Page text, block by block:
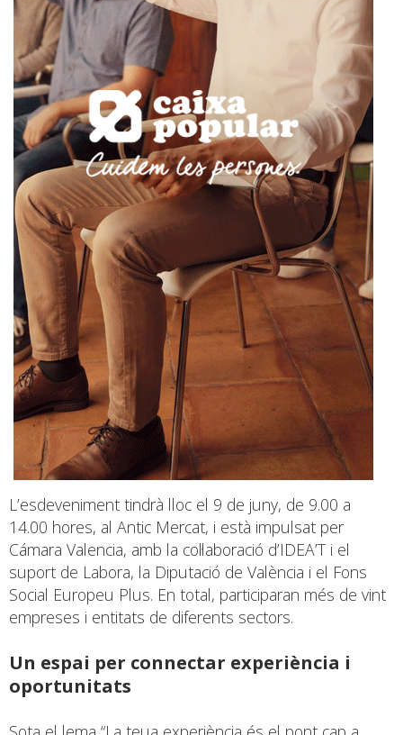
L’esdeveniment tindrà lloc el 9 de juny, de 9.00 a
14.00 hores, al Antic Mercat, i està impulsat per
Cámara Valencia, amb la col·laboració d’IDEA’T i el
suport de Labora, la Diputació de València i el Fons
Social Europeu Plus. En total, participaran més de vint
empreses i entitats de diferents sectors.
Un espai per connectar experiència i
oportunitats